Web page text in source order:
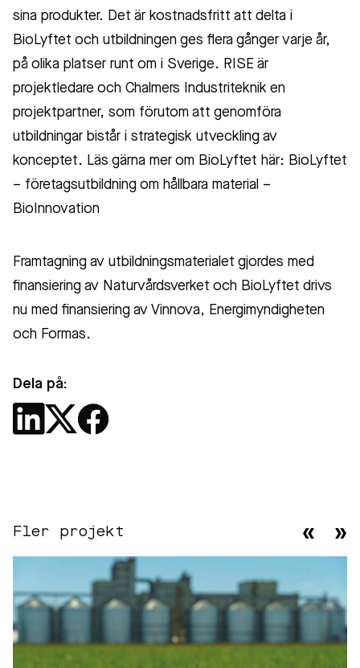
sina produkter. Det är kostnadsfritt att delta i
BioLyftet och utbildningen ges flera gånger varje år,
på olika platser runt om i Sverige. RISE är
projektledare och Chalmers Industriteknik en
projektpartner, som förutom att genomföra
utbildningar bistår i strategisk utveckling av
konceptet. Läs gärna mer om BioLyftet här: BioLyftet
– företagsutbildning om hållbara material –
BioInnovation
Framtagning av utbildningsmaterialet gjordes med
finansiering av Naturvårdsverket och BioLyftet drivs
nu med finansiering av Vinnova, Energimyndigheten
och Formas.
Dela på:
Fler projekt